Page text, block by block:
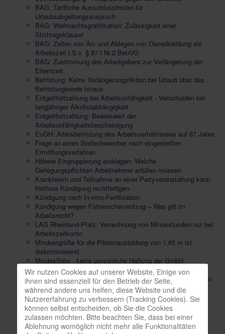
BAG: Tarifliche Ausschlussfristen für
Urlaubsabgeltungsanspruch
BAG: Weihnachtsgratifikation: Zulässigkeit einer
Stichtagsklausel
BAG: Zeiten von An- und Ablegen von Dienstkleidung als
Arbeitszeit i.S.v. § 87 I Nr.2 BetrVG
BAG: Zustimmung des Arbeitgebers zur Verlängerung der
Elternzeit
Befristung: Keine Verlängerungsfiktion bei Urlaub über das
Befristungsende hinaus
Entgeltfortzahlung bei Arbeitsunfähigkeit - Verschulden bei
langjähriger Alkoholabhängigkeit
Entgeltfortzahlung: Beweiswert der
Arbeitsunfähigkeitsbescheinigung
EuGH: Altersbefristung des Arbeitsverhältnisses auf 67 Jahre
Frage an einen Stellenbewerber nach eingestellten
Ermittlungsverfahren
Höhere Eingruppierung einklagen: Welche
Darlegungspflichten Arbeitnehmer erfüllen müssen
Krankfeiern und Teilnahme an einer Partyveranstaltung kann
fristlose Kündigung rechtfertigen
Kündigung nach In-vitro-Fertilisation
Kündigung wegen Führerscheinentzug – Was gilt im
Arbeitsrecht?
LAG Rheinland-Pfalz: Verrechnung von Minusstunden nur bei
Arbeitszeitkonto
Mindestgröße für die Pilotenausbildung von 1,65 m ist
diskriminierend
Mindestlohn - keine persönliche Haftung der GmbH-
Geschäftsführer
Mitbestimmung bei Aufstellung von Beurteilungsgrundsätzen
Mitbestimmung bei Gesundheitsschutz durch externes
Unternehmen
Mitbestimmung des Betriebsrats bei Übernahme von
Leiharbeitnehmern
Sachgrundlos befristeter Arbeitsvertrag mit
Wir nutzen Cookies auf unserer Website. Einige von
ihnen sind essenziell für den Betrieb der Seite,
während andere uns helfen, diese Website und die
Nutzererfahrung zu verbessern (Tracking Cookies). Sie
können selbst entscheiden, ob Sie die Cookies
zulassen möchten. Bitte beachten Sie, dass bei einer
Ablehnung womöglich nicht mehr alle Funktionalitäten